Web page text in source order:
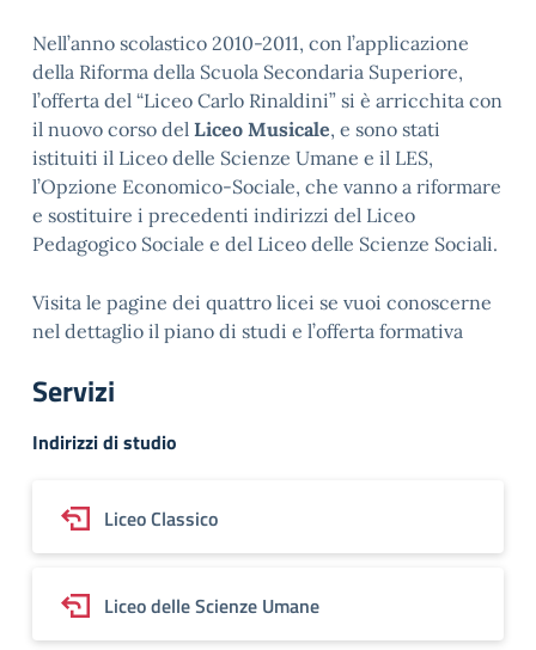
Nell’anno scolastico 2010-2011, con l’applicazione
della Riforma della Scuola Secondaria Superiore,
l’offerta del “Liceo Carlo Rinaldini” si è arricchita con
il nuovo corso del Liceo Musicale, e sono stati
istituiti il Liceo delle Scienze Umane e il LES,
l’Opzione Economico-Sociale, che vanno a riformare
e sostituire i precedenti indirizzi del Liceo
Pedagogico Sociale e del Liceo delle Scienze Sociali.
Visita le pagine dei quattro licei se vuoi conoscerne
nel dettaglio il piano di studi e l’offerta formativa
Servizi
Indirizzi di studio
Liceo Classico
Liceo delle Scienze Umane